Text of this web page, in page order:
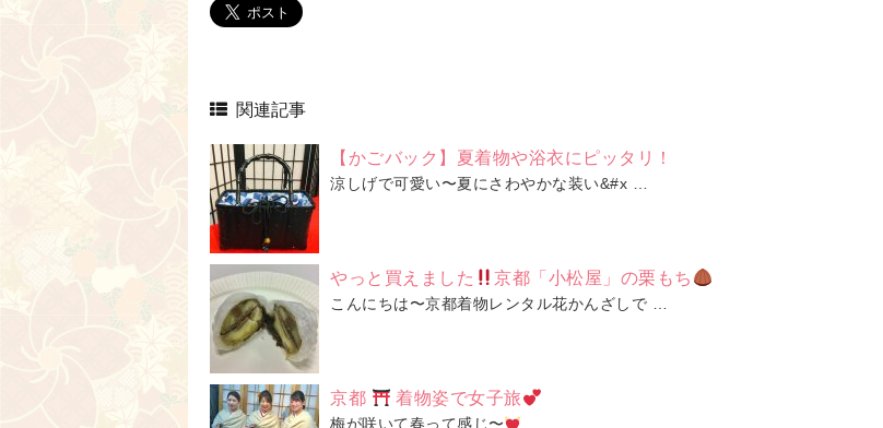
関連記事
【かごバック】夏着物や浴衣にピッタリ！
涼しげで可愛い〜夏にさわやかな装い&#x …
やっと買えました 京都「小松屋」の栗もち
こんにちは〜京都着物レンタル花かんざしで …
京都 着物姿で女子旅
梅が咲いて春って感じ〜 …